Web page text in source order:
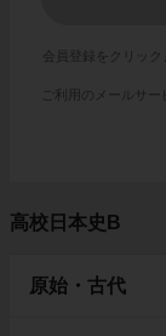
会員登録をクリッ
ご利用のメールサ
高校日本史B
原始・古代